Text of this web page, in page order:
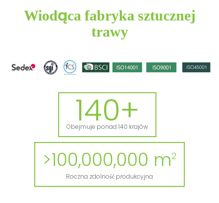
Wiodąca fabryka sztucznej
trawy
140+
Obejmuje ponad 140 krajów
>100,000,000 m2
Roczna zdolność produkcyjna